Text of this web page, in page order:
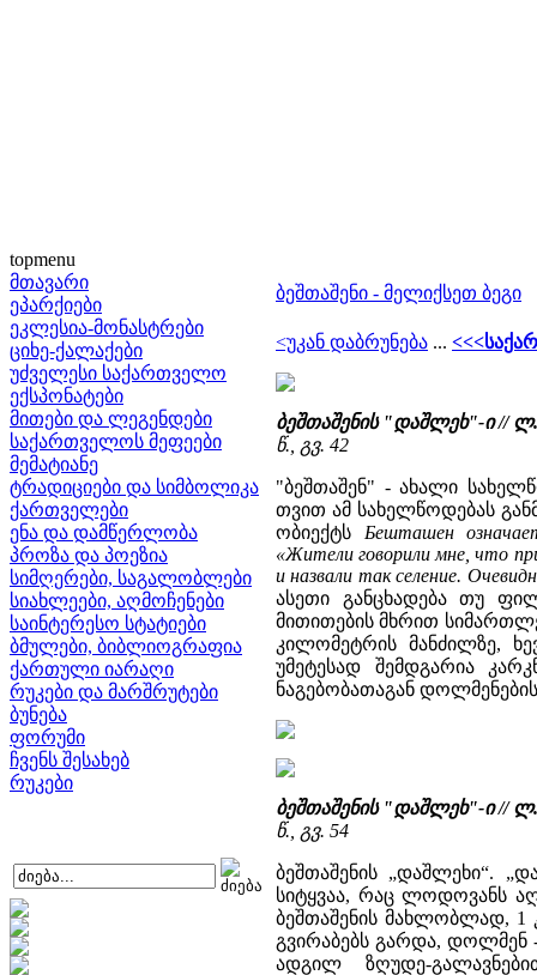
topmenu
მთავარი
ეპარქიები
ეკლესია-მონასტრები
ციხე-ქალაქები
უძველესი საქართველო
ექსპონატები
მითები და ლეგენდები
საქართველოს მეფეები
მემატიანე
ტრადიციები და სიმბოლიკა
ქართველები
ენა და დამწერლობა
პროზა და პოეზია
სიმღერები, საგალობლები
სიახლეები, აღმოჩენები
საინტერესო სტატიები
ბმულები, ბიბლიოგრაფია
ქართული იარაღი
რუკები და მარშრუტები
ბუნება
ფორუმი
ჩვენს შესახებ
რუკები
ბეშთაშენი - მელიქსეთ ბეგი
<უკან დაბრუნება ...
ბეშთაშენის "დაშლეხ"-ი //
წ., გვ. 42
"ბეშთაშენ" - ახალი
თვით ამ სახელწოდებას
ობიექტს Бешташен
«Жители говорили мне, что
и назвали так селение.
ასეთი განცხადება თუ
მითითების მხრით
კილომეტრის მანძილზე,
უმეტესად შემდგარია
ნაგებობათაგან
ბეშთაშენის "დაშლეხ"-ი //
წ., გვ. 54
ბეშთაშენის „დაშლეხი“.
სიტყვაა, რაც ლოდოვანს
ბეშთაშენის მახლობლად, 1
გვირაბებს გარდა, დოლმენ
ადგილ ზღუდე-